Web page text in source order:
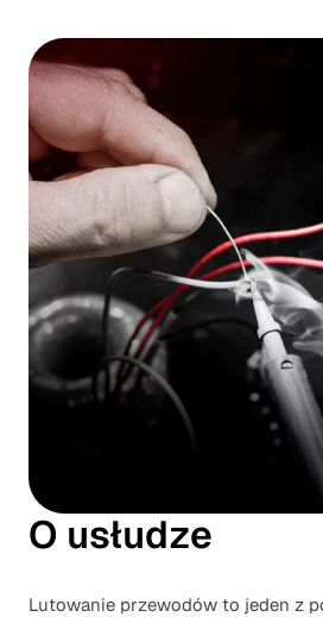
O usłudze
Lutowanie przewodów to jeden z